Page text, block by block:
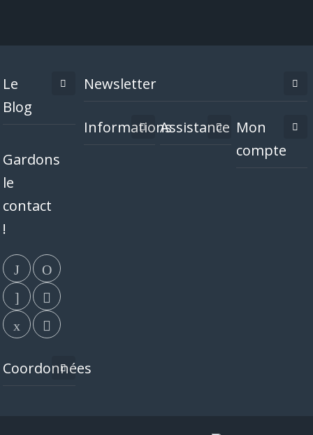
Le
Blog
Gardons
le
contact
!
Coordonnées
Newsletter
InformationsAssistance Mon
compte